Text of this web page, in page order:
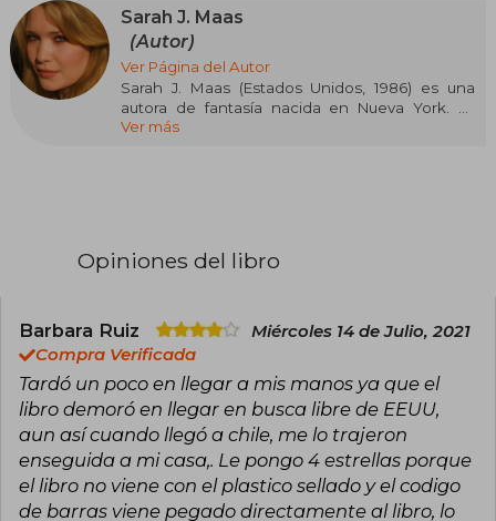
Sarah J. Maas
(Autor)
Ver Página del Autor
Sarah J. Maas (Estados Unidos, 1986) es una
autora de fantasía nacida en Nueva York. Es
conocida por la serie Throne of Glass, iniciada
capacidad de crear mundos complejos y
contribución al género de fantasía juvenil.
Neoyorquina de nacimiento, en la actualidad
cuenta con una comunidad de más de treinta
mil seguidores en Twitter y Facebook.
Ver más
Opiniones del libro
Barbara Ruiz
Miércoles 14 de Julio, 2021
Compra Verificada
Tardó un poco en llegar a mis manos ya que el
libro demoró en llegar en busca libre de EEUU,
aun así cuando llegó a chile, me lo trajeron
enseguida a mi casa,. Le pongo 4 estrellas porque
el libro no viene con el plastico sellado y el codigo
de barras viene pegado directamente al libro, lo